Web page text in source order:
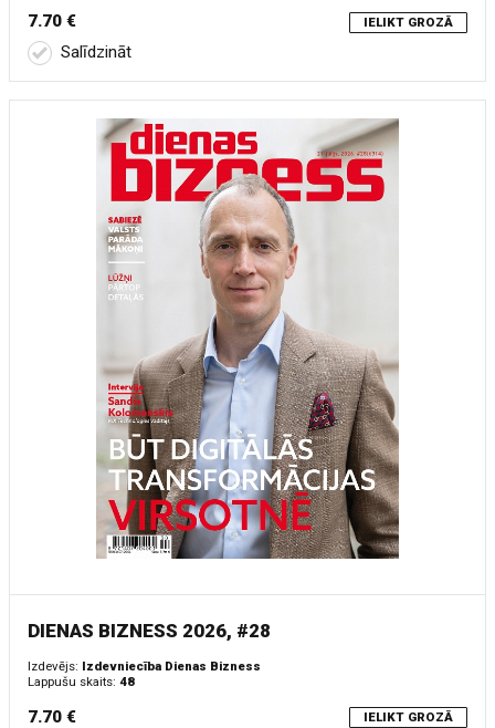
7.70 € IELIKT GROZĀ
Salīdzināt
DIENAS BIZNESS 2026, #28
Izdevējs: Izdevniecība Dienas Bizness
Lappušu skaits: 48
7.70 € IELIKT GROZĀ